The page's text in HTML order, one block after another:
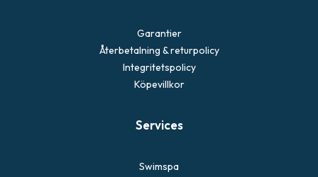
Garantier
Återbetalning & returpolicy
Integritetspolicy
Köpevillkor
Services
Swimspa